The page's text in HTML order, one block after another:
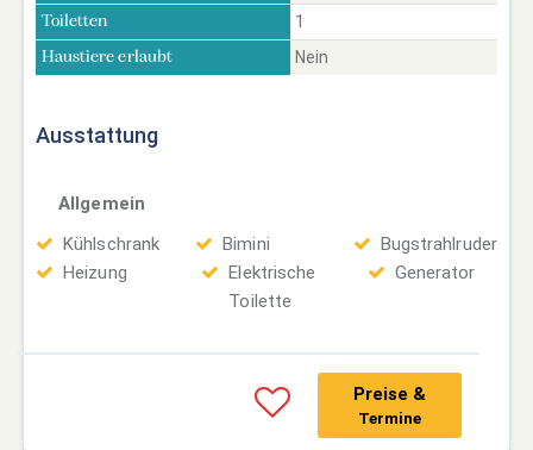
Toiletten 1
Haustiere erlaubt Nein
Ausstattung
Allgemein
Kühlschrank
Bimini
Bugstrahlruder
Heizung
Elektrische
Toilette
Generator
Preise &
Termine